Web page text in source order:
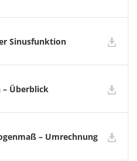
Sinusfunktion
Überblick
– Umrechnung